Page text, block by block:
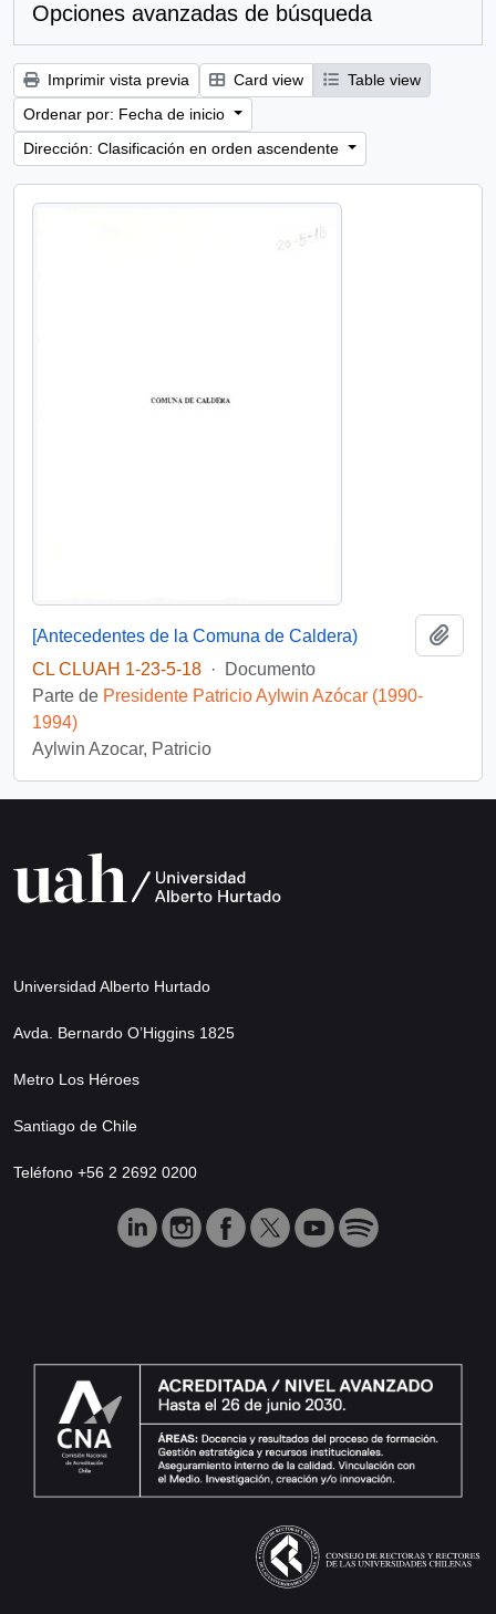
Opciones avanzadas de búsqueda
Imprimir vista previa Card view
Table view
Ordenar por: Fecha de inicio
Dirección: Clasificación en orden ascendente
[Antecedentes de la Comuna de Caldera)
CL CLUAH 1-23-5-18 ·
Documento
Parte de Presidente Patricio Aylwin Azócar (1990-
1994)
Aylwin Azocar, Patricio
Universidad Alberto Hurtado
Avda. Bernardo O’Higgins 1825
Metro Los Héroes
Santiago de Chile
Teléfono +56 2 2692 0200